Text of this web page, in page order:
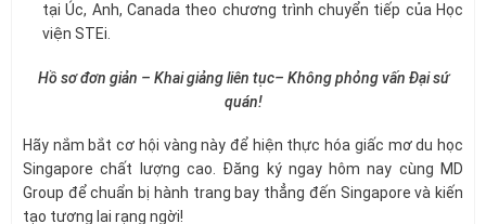
tại Úc, Anh, Canada theo chương trình chuyển tiếp của Học
viện STEi.
Hồ sơ đơn giản – Khai giảng liên tục– Không phỏng vấn Đại sứ
quán!
Hãy nắm bắt cơ hội vàng này để hiện thực hóa giấc mơ du học
Singapore chất lượng cao. Đăng ký ngay hôm nay cùng MD
Group để chuẩn bị hành trang bay thẳng đến Singapore và kiến
tạo tương lai rạng ngời!